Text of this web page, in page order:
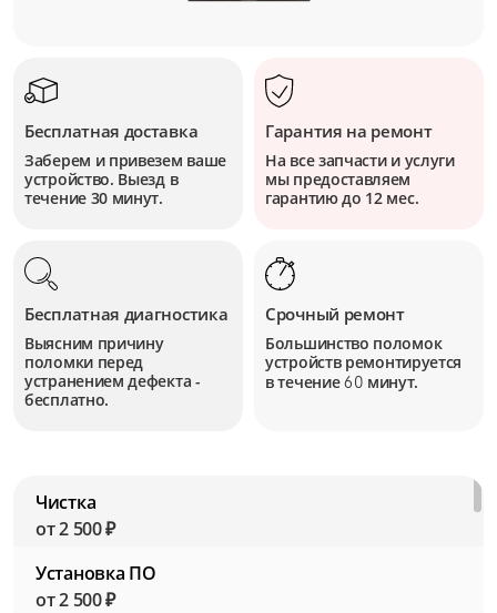
Бесплатная доставка
Заберем и привезем ваше
устройство. Выезд в
течение 30 минут.
Гарантия на ремонт
На все запчасти и услуги
мы предоставляем
гарантию до 12 мес.
Бесплатная диагностика
Выясним причину
поломки перед
устранением дефекта -
бесплатно.
Срочный ремонт
Большинство поломок
устройств ремонтируется
в течение60 минут.
Чистка
от 2 500 ₽
Установка ПО
от 2 500 ₽